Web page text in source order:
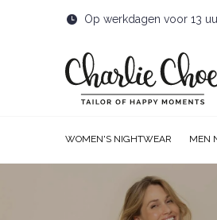
WOMEN'S NIGHTWEAR MEN
Op werkdagen voor 13